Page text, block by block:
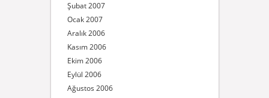
Şubat 2007
Ocak 2007
Aralık 2006
Kasım 2006
Ekim 2006
Eylül 2006
Ağustos 2006